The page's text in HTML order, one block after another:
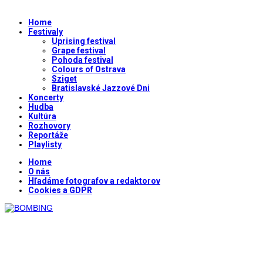
Home
Festivaly
Uprising festival
Grape festival
Pohoda festival
Colours of Ostrava
Sziget
Bratislavské Jazzové Dni
Koncerty
Hudba
Kultúra
Rozhovory
Reportáže
Playlisty
Home
O nás
Hľadáme fotografov a redaktorov
Cookies a GDPR